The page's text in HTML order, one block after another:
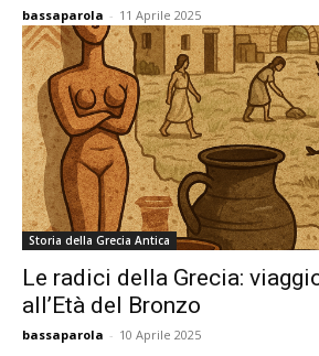
bassaparola - 11 Aprile 2025
Storia della Grecia Antica
Le radici della Grecia:
all’Età del Bronzo
bassaparola - 10 Aprile 2025